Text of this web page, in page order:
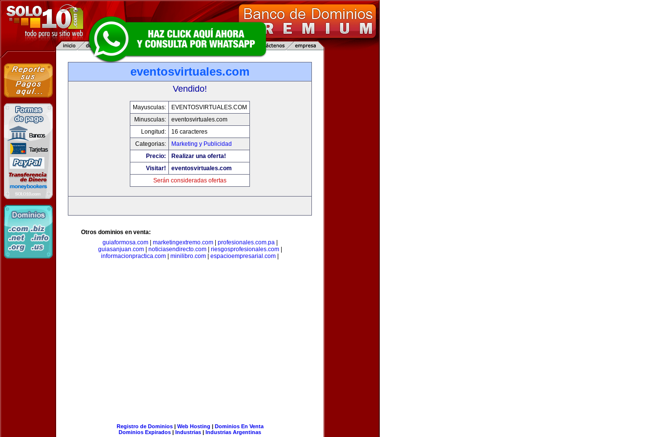
eventosvirtuales.com
Vendido!
Mayusculas:
EVENTOSVIRTUALES.COM
Minusculas:
eventosvirtuales.com
Longitud:
16 caracteres
Categorias:
Marketing y Publicidad
Precio:
Realizar una oferta!
Visitar!
eventosvirtuales.com
Serán consideradas ofertas
Otros dominios en venta:
guiaformosa.com| marketingextremo.com| profesionales.com.pa|
guiasanjuan.com| noticiasendirecto.com| riesgosprofesionales.com|
informacionpractica.com
minilibro.com espacioempresarial.com
Registro de Dominios| Web Hosting | Dominios En Venta
Dominios Expirados | Industrias | Industrias Argentinas